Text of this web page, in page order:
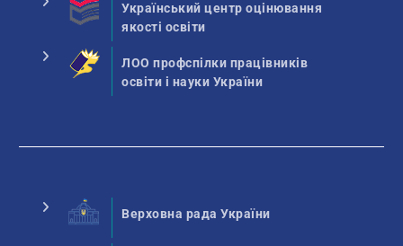
Український центр оцінювання
якості освіти
ЛОО профспілки працівників
освіти і науки України
Верховна рада України